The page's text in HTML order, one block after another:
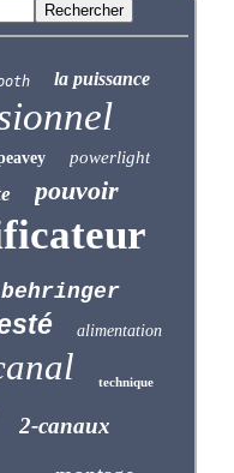
la puissance
powerlight
pouvoir
behringer
alimentation
technique
2-canaux